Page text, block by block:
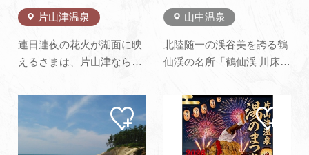
片山津温泉
連日連夜の花火が湖面に映
えるさまは、片山津ならで
の中心部にある「湯の元公
園」から「浮御堂」に出て
眺める花火は絶景で、ま
た、反対側の湖畔から温泉
山中温泉
北陸随一の渓谷美を誇る鶴
仙渓の名所「鶴仙渓 川床」
の流れ、野鳥のさえず
り…。清らかな川のせせら
ぎを耳に、春は新緑、秋は
紅葉を眺めながら、ここに
マイ
ペー
ジに
追加
マイ
ペー
ジに
追加